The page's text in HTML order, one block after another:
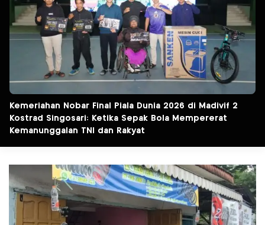
Kemeriahan Nobar Final Piala Dunia 2026 di Madivif 2
Kostrad Singosari: Ketika Sepak Bola Mempererat
Kemanunggalan TNI dan Rakyat